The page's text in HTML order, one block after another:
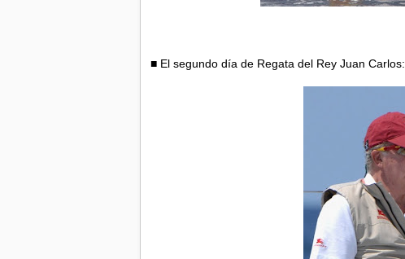
■ El segundo día de Regata del Rey Juan Carlos: